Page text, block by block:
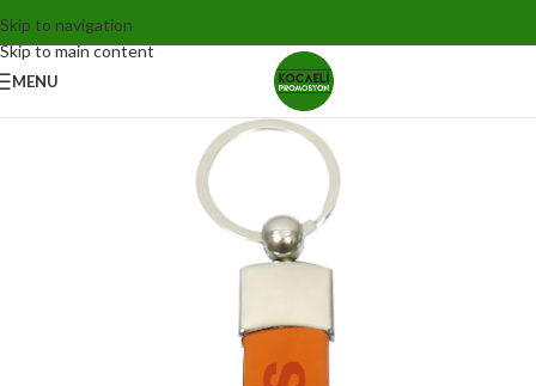
Skip to navigation
Skip to main content
MENU